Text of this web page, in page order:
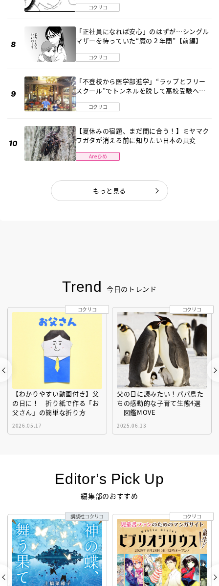
コクリコ
「正社員になれば安心」のはずが…シングル
マザーを待っていた“魔の２年間”【前編】
コクリコ
「不登校から医学部進学」“ラップとフリー
スクール”でトンネルを脱して高校受験へ
コクリコ
【夏休みの宿題、まだ間に合う！】ミヤマク
ワガタが消える前に知りたい日本の異変
Aneひめ
もっと見る
Trend 今日のトレンド
【わかりやすい動画付き】父
の日に！ 折り紙で作る「お
父さん」の簡単な折り方
2026.05.17
コクリコ
父の日に読みたい！パパ鳥た
ちの感動的な子育て生態4選
｜図鑑MOVE
2025.06.13
コクリコ
Editor’s Pick Up
編集部のおすすめ
講談社コクリコ コクリコ